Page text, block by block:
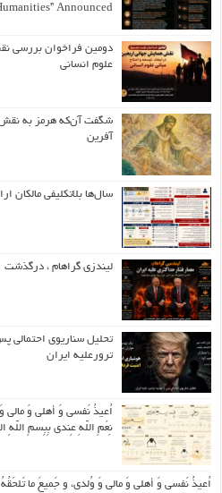
Announced
دومین فراخوان بررسی
علوم انسانی
شگفت آن‌که هرمز به نقش
آفرین
سال‌ها بلاتکلیفی مالکان اراضی
لیندزی گراهام ، درگذشت
تحلیل سناریوی احتمالی
ترورعلیه ایران
اُعیذُ نَفسی وَ أهلی وَ مالی
نِعَمِ اللّهِ عِندی بِبِسمِ اللّهِ
اُعیذُ نَفسی وَ أهلی وَ مالی وَ وُلدی، و جَمیعَ ما